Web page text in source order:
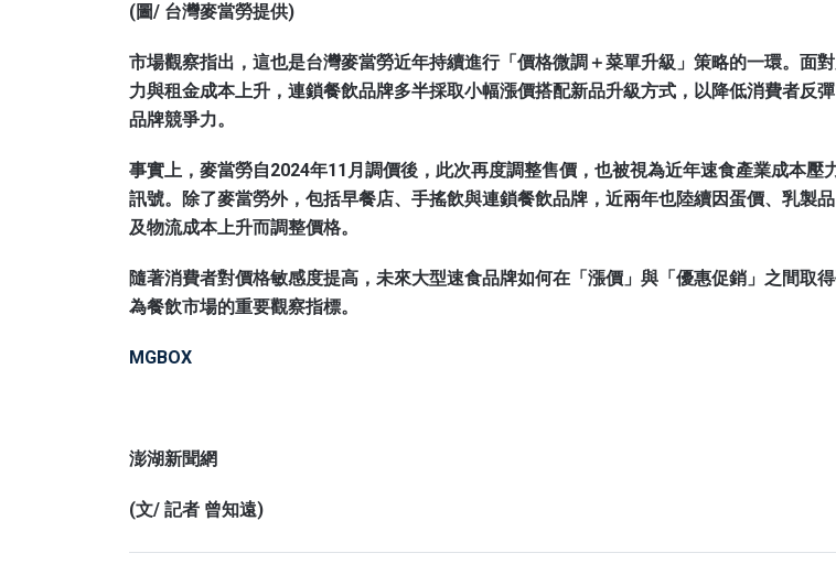
(圖/ 台灣麥當勞提供)
市場觀察指出，這也是台灣麥當勞近年持續進行「價格微調＋菜單升級」策略的一環。面
力與租金成本上升，連鎖餐飲品牌多半採取小幅漲價搭配新品升級方式，以降低消費者反
品牌競爭力。
事實上，麥當勞自2024年11月調價後，此次再度調整售價，也被視為近年速食產業成本壓
訊號。除了麥當勞外，包括早餐店、手搖飲與連鎖餐飲品牌，近兩年也陸續因蛋價、乳製
及物流成本上升而調整價格。
隨著消費者對價格敏感度提高，未來大型速食品牌如何在「漲價」與「優惠促銷」之間取
為餐飲市場的重要觀察指標。
MGBOX
澎湖新聞網
(文/ 記者 曾知遠)